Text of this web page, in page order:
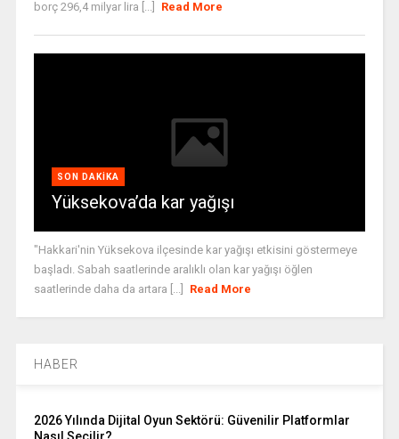
borç 296,4 milyar lira [...]
Read More
SON DAKIKA
Yüksekova’da kar yağışı
"Hakkari'nin Yüksekova ilçesinde kar yağışı etkisini göstermeye
başladı. Sabah saatlerinde aralıklı olan kar yağışı öğlen
saatlerinde daha da artara [...]
Read More
HABER
2026 Yılında Dijital Oyun Sektörü: Güvenilir Platformlar